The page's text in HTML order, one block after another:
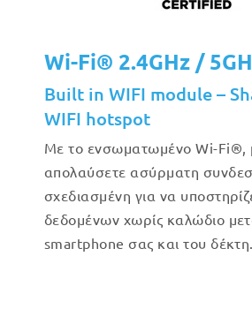
Wi-Fi® 2.4GHz /
Built in WIFI module –
WIFI hotspot
Με το ενσωματωμένο Wi-Fi®,
απολαύσετε ασύρματη
σχεδιασμένη για να
δεδομένων χωρίς καλώδιο
smartphone σας και του δέκτη.